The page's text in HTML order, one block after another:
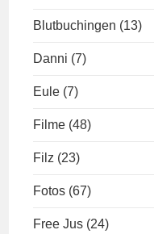
Blutbuchingen (13)
Danni (7)
Eule (7)
Filme (48)
Filz (23)
Fotos (67)
Free Jus (24)